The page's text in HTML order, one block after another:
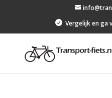
 Vergelijk en ga